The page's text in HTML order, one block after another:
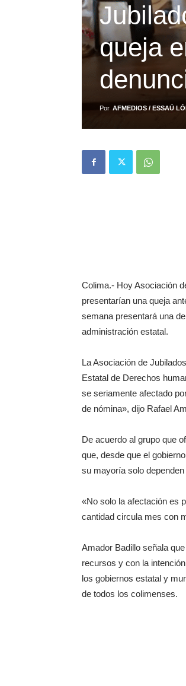
queja
Por AFMEDIOS / ESSAÚ
Colima.- Hoy Asociación
presentarían una queja
semana presentará una
administración estatal.
La Asociación de
Estatal de Derechos
se seriamente afectado
de nómina», dijo Rafael
De acuerdo al grupo que
que, desde que el
su mayoría solo dependen
«No solo la afectación es
cantidad circula mes con
Amador Badillo señala
recursos y con la
los gobiernos estatal y
de todos los colimenses.